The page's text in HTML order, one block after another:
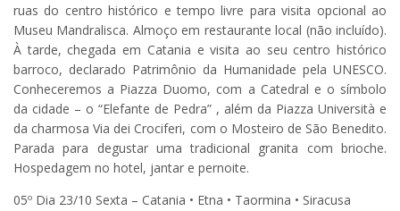
ruas do centro histórico e tempo livre para visita opcional ao
Museu Mandralisca. Almoço em restaurante local (não incluído).
À tarde, chegada em Catania e visita ao seu centro histórico
barroco, declarado Patrimônio da Humanidade pela UNESCO.
Conheceremos a Piazza Duomo, com a Catedral e o símbolo
da cidade – o “Elefante de Pedra” , além da Piazza Università e
da charmosa Via dei Crociferi, com o Mosteiro de São Benedito.
Parada para degustar uma tradicional granita com brioche.
Hospedagem no hotel, jantar e pernoite.
05º Dia 23/10 Sexta – Catania • Etna • Taormina • Siracusa